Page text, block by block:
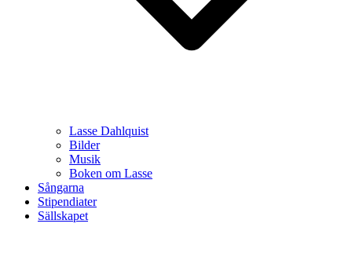
Lasse Dahlquist
Bilder
Musik
Boken om Lasse
Sångarna
Stipendiater
Sällskapet